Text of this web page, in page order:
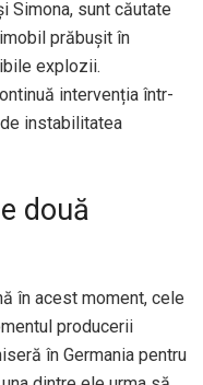
Simona, sunt căutate
prăbușit în
explozii.
intervenția într-
instabilitatea
două
în acest moment, cele
producerii
în Germania pentru